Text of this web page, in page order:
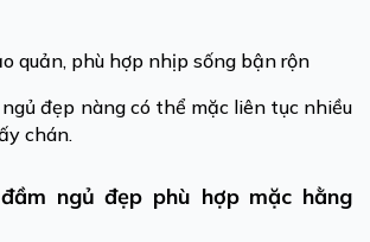
quản, phù hợp nhịp sống bận rộn
đẹp nàng có thể mặc liên tục nhiều
chán.
ngủ đẹp phù hợp mặc hằng